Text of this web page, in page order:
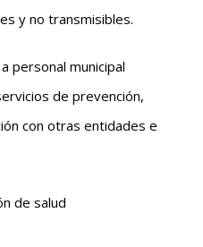
y no transmisibles.
personal municipal
de prevención,
con otras entidades e
de salud